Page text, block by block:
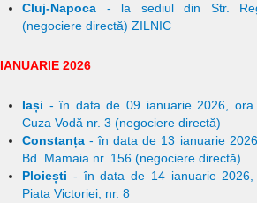
Cluj-Napoca - la sediul din Str.
(negociere directă) ZILNIC
IANUARIE 2026
Iași - în data de 09 ianuarie 2026, ora
Cuza Vodă nr. 3 (negociere directă)
Constanța - în data de 13 ianuarie
Bd. Mamaia nr. 156 (negociere directă)
Ploiești - în data de 14 ianuarie
Piața Victoriei, nr. 8